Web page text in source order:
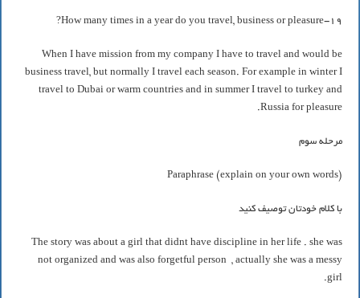
19-How many times in a year do you travel, business or pleasure?
When I have mission from my company I have to travel and would be
business travel, but normally I travel each season. For example in winter I
travel to Dubai or warm countries and in summer I travel to turkey and
Russia for pleasure.
مرحله سوم
Paraphrase (explain on your own words)
با کلام خودتان توصیف کنید
The story was about a girl that didnt have discipline in her life . she was
not organized and was also forgetful person , actually she was a messy
girl.